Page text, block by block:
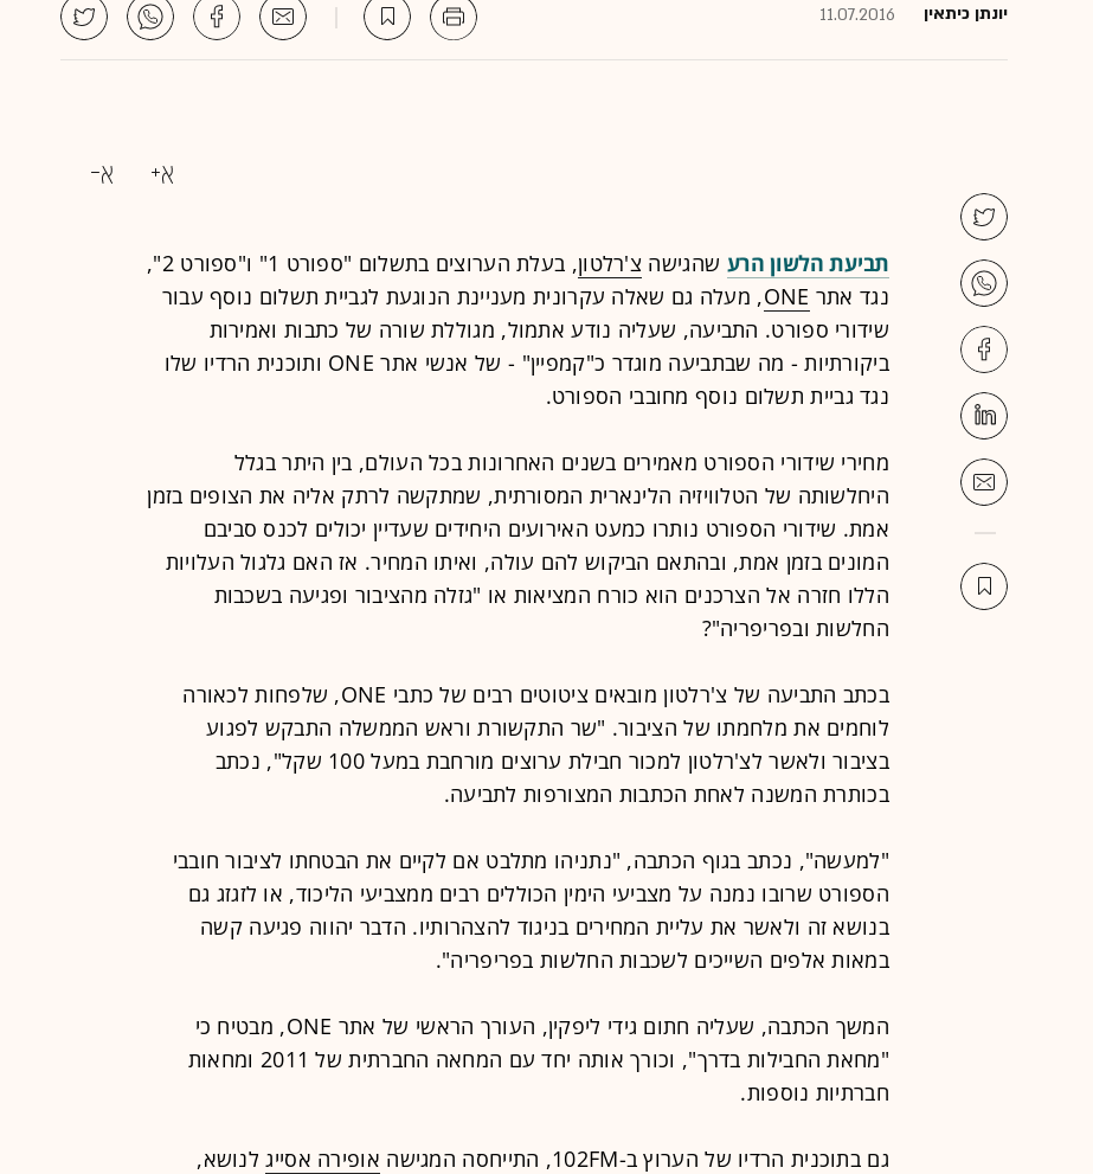
יונתן כיתאין 11.07.2016
תביעת הלשון הרע שהגישה צ'רלטון
, בעלת הערוצים בתשלום "ספורט 1" ו"ספורט 2",
נגד אתר ONE, מעלה גם שאלה עקרונית מעניינת הנוגעת לגביית תשלום נוסף עבור
שידורי ספורט. התביעה, שעליה נודע אתמול, מגוללת שורה של כתבות ואמירות
ביקורתיות - מה שבתביעה מוגדר כ"קמפיין" - של אנשי אתר ONE ותוכנית הרדיו שלו
נגד גביית תשלום נוסף מחובבי הספורט.
מחירי שידורי הספורט מאמירים בשנים האחרונות בכל העולם, בין היתר בגלל
היחלשותה של הטלוויזיה הלינארית המסורתית, שמתקשה לרתק אליה את הצופים בזמן
אמת. שידורי הספורט נותרו כמעט האירועים היחידים שעדיין יכולים לכנס סביבם
המונים בזמן אמת, ובהתאם הביקוש להם עולה, ואיתו המחיר. אז האם גלגול העלויות
הללו חזרה אל הצרכנים הוא כורח המציאות או "גזלה מהציבור ופגיעה בשכבות
החלשות ובפריפריה"?
בכתב התביעה של צ'רלטון מובאים ציטוטים רבים של כתבי ONE, שלפחות לכאורה
לוחמים את מלחמתו של הציבור. "שר התקשורת וראש הממשלה התבקש לפגוע
בציבור ולאשר לצ'רלטון למכור חבילת ערוצים מורחבת במעל 100 שקל", נכתב
בכותרת המשנה לאחת הכתבות המצורפות לתביעה.
"למעשה", נכתב בגוף הכתבה, "נתניהו מתלבט אם לקיים את הבטחתו לציבור חובבי
הספורט שרובו נמנה על מצביעי הימין הכוללים רבים ממצביעי הליכוד, או לזגזג גם
בנושא זה ולאשר את עליית המחירים בניגוד להצהרותיו. הדבר יהווה פגיעה קשה
במאות אלפים השייכים לשכבות החלשות בפריפריה".
המשך הכתבה, שעליה חתום גידי ליפקין, העורך הראשי של אתר ONE, מבטיח כי
"מחאת החבילות בדרך", וכורך אותה יחד עם המחאה החברתית של 2011 ומחאות
חברתיות נוספות.
גם בתוכנית הרדיו של הערוץ ב-102FM, התייחסה המגישה אופירה אסייגלנושא,